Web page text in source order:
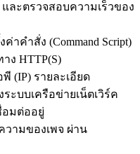
ละตรวจสอบความเร็วของ
าคำสั่ง (Command Script)
ง HTTP(S)
(IP) รายละเอียด
ะบบเครือข่ายเน็ตเวิร์ค
มต่ออยู่
วามของเพจ ผ่าน